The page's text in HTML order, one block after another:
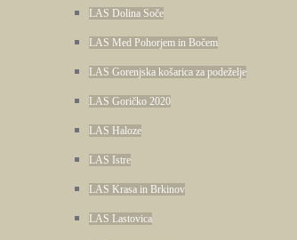
LAS Dolina Soče
LAS Med Pohorjem in Bočem
LAS Gorenjska košarica za podeželje
LAS Goričko 2020
LAS Haloze
LAS Istre
LAS Krasa in Brkinov
LAS Lastovica